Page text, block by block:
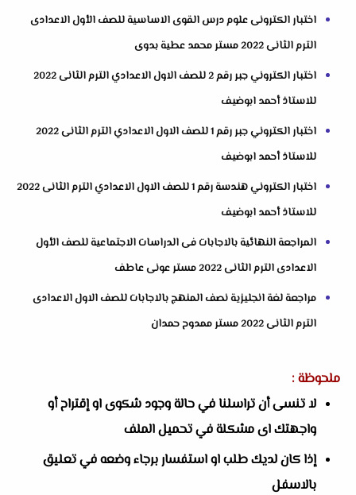
اختبار الكترونى علوم درس القوى الاساسية للصف الأول الاعدادى
الترم الثانى 2022 مستر محمد عطية بدوى
اختبار الكتروني جبر رقم 2 للصف الاول الاعدادي الترم الثانى 2022
للاستاذ أحمد ابوضيف
اختبار الكتروني جبر رقم 1 للصف الاول الاعدادي الترم الثانى 2022
للاستاذ أحمد ابوضيف
اختبار الكتروني هندسة رقم 1 للصف الاول الاعدادي الترم الثانى 2022
للاستاذ أحمد ابوضيف
المراجعة النهائية بالاجابات فى الدراسات الاجتماعية للصف الأول
الاعدادى الترم الثانى 2022 مستر عونى عاطف
مراجعة لغة انجليزية نصف المنهج بالاجابات للصف الاول الاعدادى
الترم الثانى 2022 مستر ممدوح حمدان
ملحوظة :
لا تنسى أن تراسلنا في حالة وجود شكوى او إقتراح أو
واجهتك اى مشكلة في تحميل الملف
إذا كان لديك طلب او استفسار برجاء وضعه في تعليق
بالاسفل